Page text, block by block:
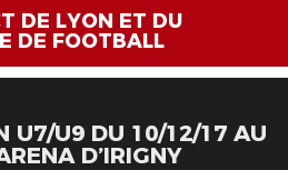
DE LYON ET DU
DE FOOTBALL
U7/U9 DU 10/12/17 AU
D’IRIGNY